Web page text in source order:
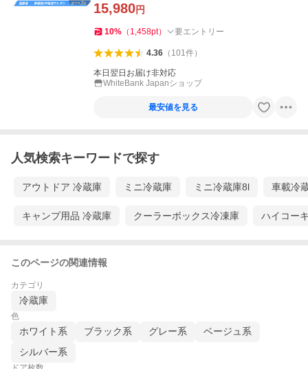
15,980円
10% （ 1,458pt） 要エントリー
4.36（ 101件）
本日翌日お届け非対応
WhiteBank Japanショップ
最安値を見る
人気検索キーワードで探す
アウトドア 冷蔵庫 ミニ冷蔵庫 ミニ冷蔵庫8l 車載冷
キャンプ用品 冷蔵庫 クーラーボックス冷凍庫 ハイコー
このページの関連情報
カテゴリ
冷蔵庫
色
ホワイト系 ブラック系 グレー系
ベージュ系
シルバー系